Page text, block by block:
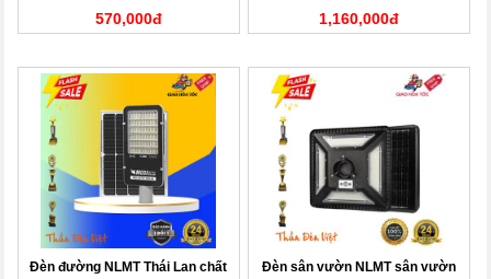
570,000đ 1,160,000đ
Đèn đường NLMT Thái Lan chất
Đèn sân vườn NLMT sân vườn